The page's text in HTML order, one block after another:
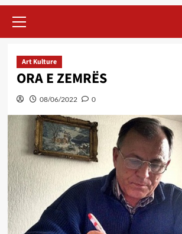
Menu
Art Kulture
ORA E ZEMRËS
08/06/2022 0